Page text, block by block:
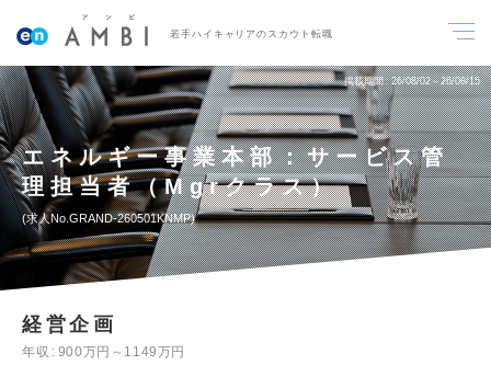
若手ハイキャリアのスカウト転職
掲載期間 26/08/02～26/08/15
エネルギー事業本部：サービス管
理担当者（Mgrクラス）
求人No.GRAND-260501KNMP
経営企画
年収
900万円～1149万円